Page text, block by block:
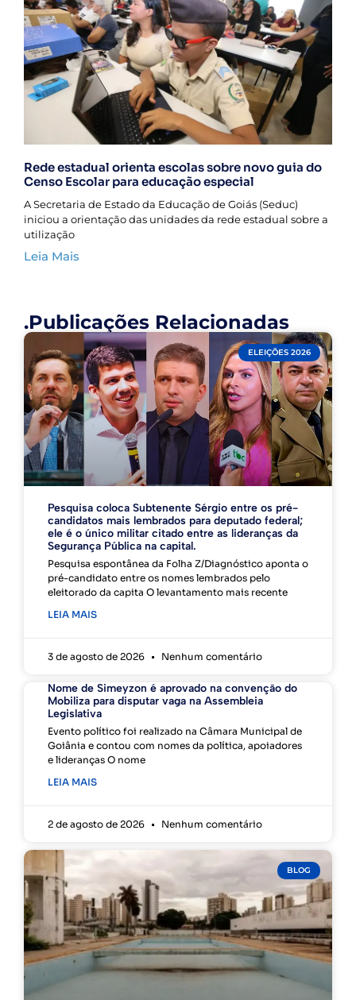
Rede estadual orienta escolas sobre novo guia do
Censo Escolar para educação especial
A Secretaria de Estado da Educação de Goiás (Seduc)
iniciou a orientação das unidades da rede estadual sobre a
utilização
Leia Mais
.Publicações Relacionadas
ELEIÇÕES 2026
Pesquisa coloca Subtenente Sérgio entre os pré-
candidatos mais lembrados para deputado federal;
ele é o único militar citado entre as lideranças da
Segurança Pública na capital.
Pesquisa espontânea da Folha Z/Diagnóstico aponta o
pré-candidato entre os nomes lembrados pelo
eleitorado da capita O levantamento mais recente
LEIA MAIS
3 de agosto de 2026 Nenhum comentário
Nome de Simeyzon é aprovado na convenção do
Mobiliza para disputar vaga na Assembleia
Legislativa
Evento político foi realizado na Câmara Municipal de
Goiânia e contou com nomes da política, apoiadores
e lideranças O nome
LEIA MAIS
2 de agosto de 2026 Nenhum comentário
BLOG